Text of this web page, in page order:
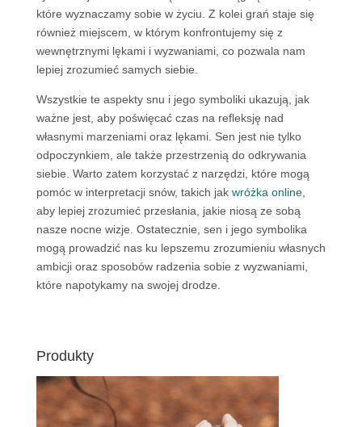
które wyznaczamy sobie w życiu. Z kolei grań staje się
również miejscem, w którym konfrontujemy się z
wewnętrznymi lękami i wyzwaniami, co pozwala nam
lepiej zrozumieć samych siebie.
Wszystkie te aspekty snu i jego symboliki ukazują, jak
ważne jest, aby poświęcać czas na refleksję nad
własnymi marzeniami oraz lękami. Sen jest nie tylko
odpoczynkiem, ale także przestrzenią do odkrywania
siebie. Warto zatem korzystać z narzędzi, które mogą
pomóc w interpretacji snów, takich jak wróżka online,
aby lepiej zrozumieć przesłania, jakie niosą ze sobą
nasze nocne wizje. Ostatecznie, sen i jego symbolika
mogą prowadzić nas ku lepszemu zrozumieniu własnych
ambicji oraz sposobów radzenia sobie z wyzwaniami,
które napotykamy na swojej drodze.
Produkty